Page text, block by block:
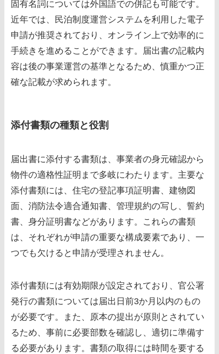
固有名詞については外国語での併記も可能です。
近年では、民泊制度運営システムを利用した電子
申請が推奨されており、オンライン上で効率的に
手続きを進めることができます。届出書の記載内
容は後の事業運営の基準となるため、慎重かつ正
確な記載が求められます。
添付書類の種類と役割
届出書に添付する書類は、事業者の身元確認から
物件の適格性証明まで多岐にわたります。主要な
添付書類には、住宅の登記事項証明書、建物図
面、消防法令適合通知書、管理規約の写し、誓約
書、身分証明書などがあります。これらの書類
は、それぞれが申請の重要な構成要素であり、一
つでも欠けると申請が受理されません。
添付書類には有効期限が設定されており、官公署
発行の書類については届出日前3か月以内のもの
が必要です。また、原本の提出が原則とされてい
るため、事前に必要部数を確認し、適切に準備す
る必要があります。書類の取得には時間を要する